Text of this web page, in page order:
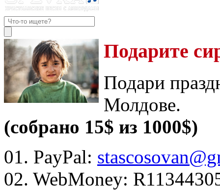
Подарите
Подари
Молдове.
(собрано 15$ из 1000$)
01. PayPal:
02. WebMoney: